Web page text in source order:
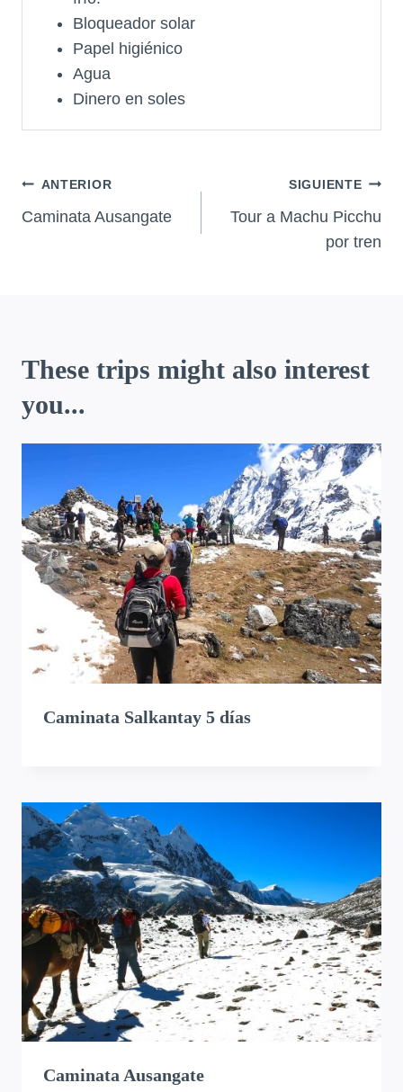
Bloqueador solar
Papel higiénico
Agua
Dinero en soles
Navegación
de
ANTERIOR
Caminata Ausangate
SIGUIENTE
Tour a Machu Picchu
por tren
These trips might also interest
you...
Caminata Salkantay 5 días
Caminata Ausangate